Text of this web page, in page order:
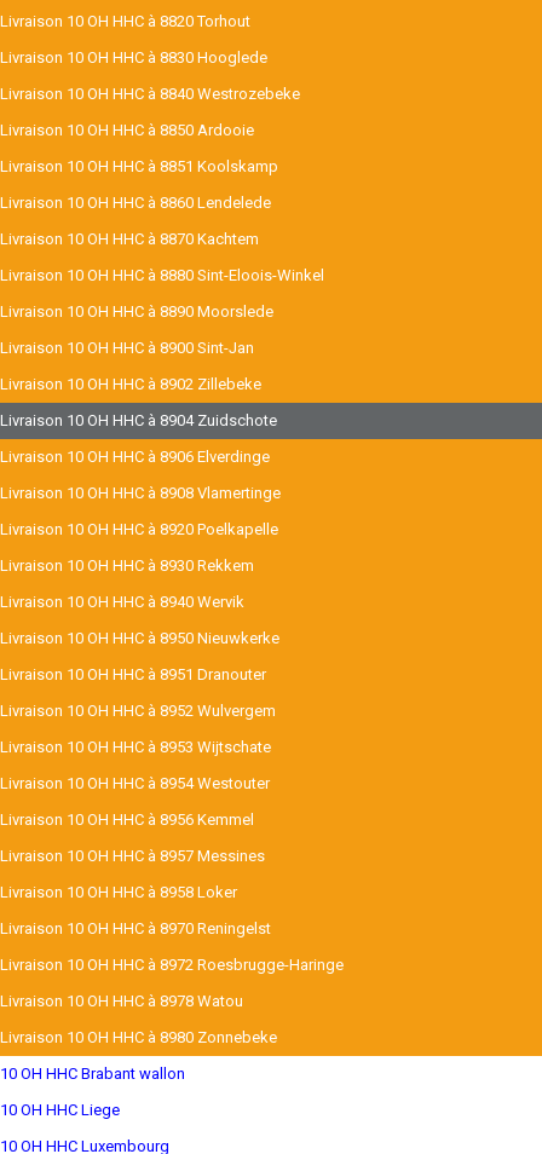
Livraison 10 OH HHC à 8820 Torhout
Livraison 10 OH HHC à 8830 Hooglede
Livraison 10 OH HHC à 8840 Westrozebeke
Livraison 10 OH HHC à 8850 Ardooie
Livraison 10 OH HHC à 8851 Koolskamp
Livraison 10 OH HHC à 8860 Lendelede
Livraison 10 OH HHC à 8870 Kachtem
Livraison 10 OH HHC à 8880 Sint-Eloois-Winkel
Livraison 10 OH HHC à 8890 Moorslede
Livraison 10 OH HHC à 8900 Sint-Jan
Livraison 10 OH HHC à 8902 Zillebeke
Livraison 10 OH HHC à 8904 Zuidschote
Livraison 10 OH HHC à 8906 Elverdinge
Livraison 10 OH HHC à 8908 Vlamertinge
Livraison 10 OH HHC à 8920 Poelkapelle
Livraison 10 OH HHC à 8930 Rekkem
Livraison 10 OH HHC à 8940 Wervik
Livraison 10 OH HHC à 8950 Nieuwkerke
Livraison 10 OH HHC à 8951 Dranouter
Livraison 10 OH HHC à 8952 Wulvergem
Livraison 10 OH HHC à 8953 Wijtschate
Livraison 10 OH HHC à 8954 Westouter
Livraison 10 OH HHC à 8956 Kemmel
Livraison 10 OH HHC à 8957 Messines
Livraison 10 OH HHC à 8958 Loker
Livraison 10 OH HHC à 8970 Reningelst
Livraison 10 OH HHC à 8972 Roesbrugge-Haringe
Livraison 10 OH HHC à 8978 Watou
Livraison 10 OH HHC à 8980 Zonnebeke
10 OH HHC Brabant wallon
10 OH HHC Liege
10 OH HHC Luxembourg